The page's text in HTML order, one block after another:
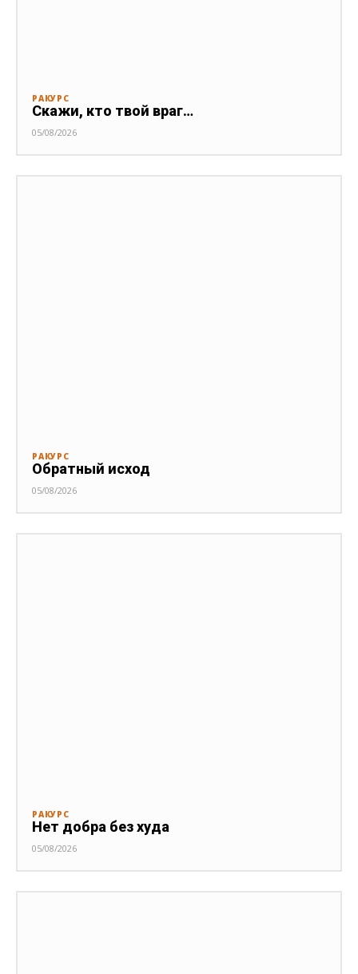
РАКУРС
Скажи, кто твой враг…
05/08/2026
РАКУРС
Обратный исход
05/08/2026
РАКУРС
Нет добра без худа
05/08/2026